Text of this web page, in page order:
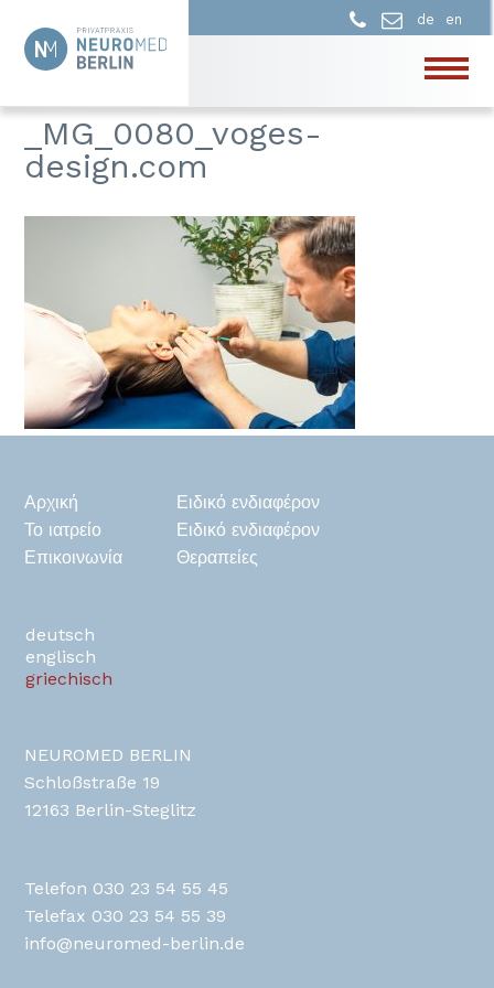
de en
_MG_0080_voges-
design.com
Αρχική
Το ιατρείο
Επικοινωνία
Ειδικό ενδιαφέρον
Ειδικό ενδιαφέρον
Θεραπείες
de
en
gr
NEUROMED BERLIN
Schloßstraße 19
12163 Berlin-Steglitz
Telefon 030 23 54 55 45
Telefax 030 23 54 55 39
info@neuromed-berlin.de